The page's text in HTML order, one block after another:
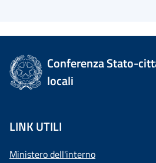
Conferenza Stato-
locali
LINK UTILI
Ministero dell'interno